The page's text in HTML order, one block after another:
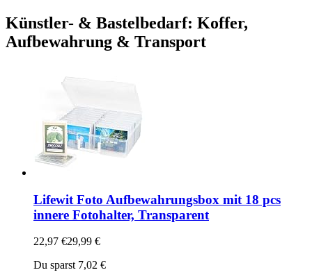
Künstler- & Bastelbedarf: Koffer,
Aufbewahrung & Transport
Lifewit Foto Aufbewahrungsbox mit 18 pcs
innere Fotohalter, Transparent
22,97 €29,99 €
Du sparst 7,02 €